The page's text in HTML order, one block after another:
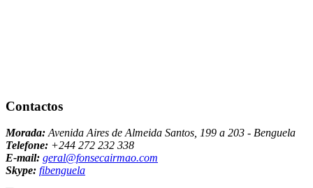
Contactos
Morada: Avenida Aires de Almeida Santos, 199 a 203 - Benguela
Telefone: +244 272 232 338
E-mail: geral@fonsecairmao.com
Skype: fibenguela